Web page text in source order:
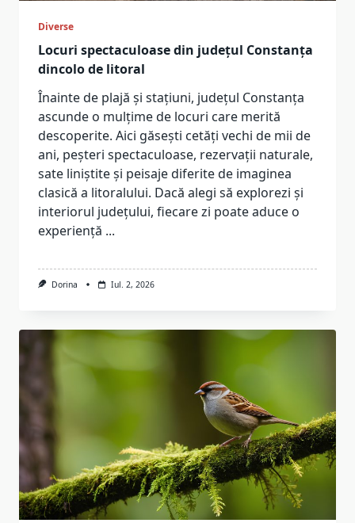
Diverse
Locuri spectaculoase din județul Constanța
dincolo de litoral
Înainte de plajă și stațiuni, județul Constanța
ascunde o mulțime de locuri care merită
descoperite. Aici găsești cetăți vechi de mii de
ani, peșteri spectaculoase, rezervații naturale,
sate liniștite și peisaje diferite de imaginea
clasică a litoralului. Dacă alegi să explorezi și
interiorul județului, fiecare zi poate aduce o
experiență ...
Dorina Iul. 2, 2026